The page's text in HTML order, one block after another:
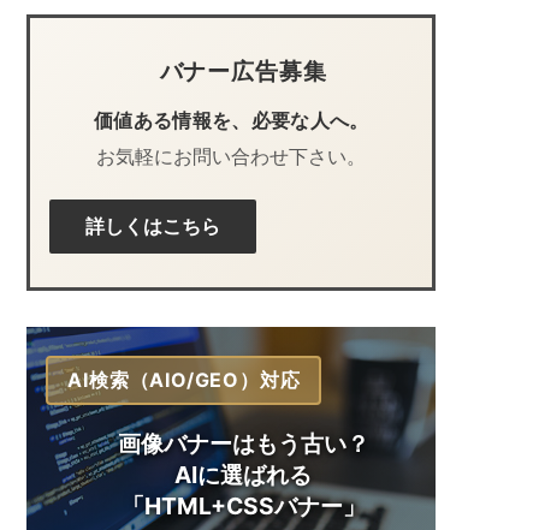
バナー広告募集
価値ある情報を、必要な人へ。
お気軽にお問い合わせ下さい。
詳しくはこちら
AI検索（AIO/GEO）対応
画像バナーはもう古い？
AIに選ばれる
「HTML+CSSバナー」